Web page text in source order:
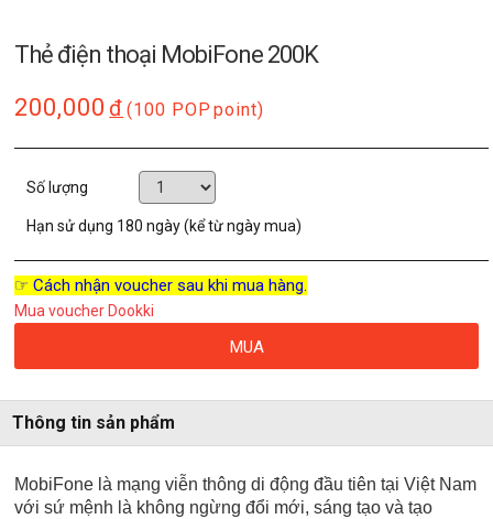
Thẻ điện thoại MobiFone 200K
200,000 đ (100 POP point)
Số lượng
Hạn sử dụng 180 ngày (kể từ ngày mua)
☞ Cách nhận voucher sau khi mua hàng.
Mua voucher Dookki
MUA
Thông tin sản phẩm
MobiFone là mạng viễn thông di động đầu tiên tại Việt Nam
với sứ mệnh là không ngừng đổi mới, sáng tạo và tạo